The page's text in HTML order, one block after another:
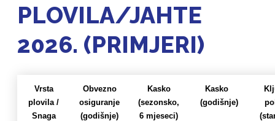
PLOVILA/JAHTE
2026. (PRIMJERI)
Vrsta
plovila /
Snaga
Obvezno
osiguranje
(godišnje)
Kasko
(sezonsko,
6 mjeseci)
Kasko
(godišnje)